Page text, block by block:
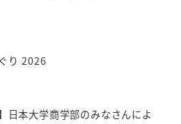
り 2026
日本大学商学部のみなさんによ